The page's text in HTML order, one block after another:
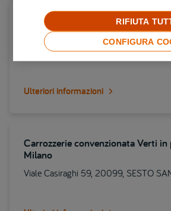
Carrozzerie convenzionata Verti in
Brescia
Via brescia 47, 25014, Castenedolo
Ulteriori informazioni
Carrozzerie convenzionata Verti
Milano
Viale Casiraghi 59, 20099, SESTO
CONFIGURA
RIFIUTA